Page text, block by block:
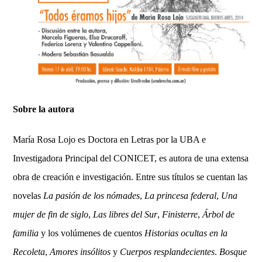
Sobre la autora
María Rosa Lojo es Doctora en Letras por la UBA e
Investigadora Principal del CONICET, es autora de una extensa
obra de creación e investigación. Entre sus títulos se cuentan las
novelas La pasión de los nómades, La princesa federal, Una
mujer de fin de siglo, Las libres del Sur, Finisterre, Árbol de
familia y los volúmenes de cuentos Historias ocultas en la
Recoleta, Amores insólitos y Cuerpos resplandecientes. Bosque